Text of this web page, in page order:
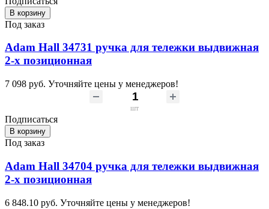
В корзину
Под заказ
Adam Hall 34731 ручка для тележки выдвижная
2-х позиционная
7 098 руб. Уточняйте цены у менеджеров!
шт
Подписаться
В корзину
Под заказ
Adam Hall 34704 ручка для тележки выдвижная
2-х позиционная
6 848.10 руб. Уточняйте цены у менеджеров!